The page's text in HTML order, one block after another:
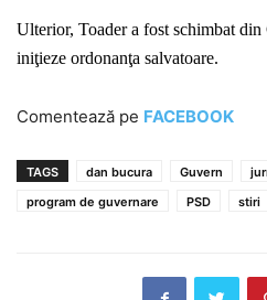
Ulterior, Toader a fost schimbat
iniţieze ordonanţa salvatoare.
Comentează pe FACEBOOK
TAGS dan bucura Guvern
program de guvernare
PSD stiri